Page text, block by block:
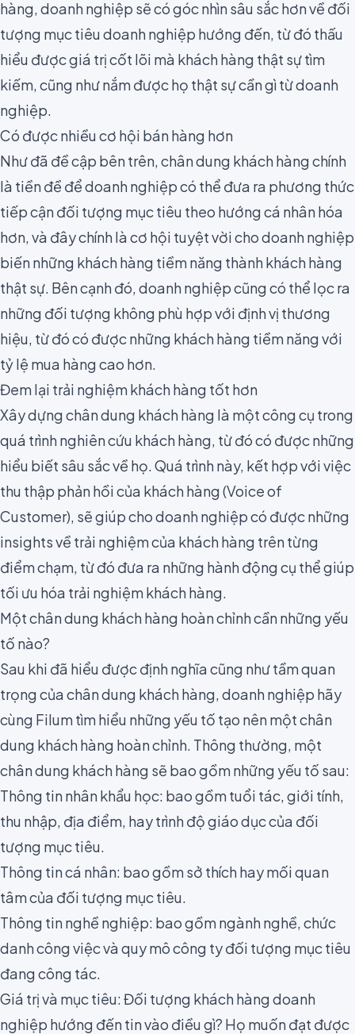
hàng, doanh nghiệp sẽ có góc nhìn sâu sắc hơn về đối
tượng mục tiêu doanh nghiệp hướng đến, từ đó thấu
hiểu được giá trị cốt lõi mà khách hàng thật sự tìm
kiếm, cũng như nắm được họ thật sự cần gì từ doanh
nghiệp.
Có được nhiều cơ hội bán hàng hơn
Như đã đề cập bên trên, chân dung khách hàng chính
là tiền đề để doanh nghiệp có thể đưa ra phương thức
tiếp cận đối tượng mục tiêu theo hướng cá nhân hóa
hơn, và đây chính là cơ hội tuyệt vời cho doanh nghiệp
biến những khách hàng tiềm năng thành khách hàng
thật sự. Bên cạnh đó, doanh nghiệp cũng có thể lọc ra
những đối tượng không phù hợp với định vị thương
hiệu, từ đó có được những khách hàng tiềm năng với
tỷ lệ mua hàng cao hơn.
Đem lại trải nghiệm khách hàng tốt hơn
Xây dựng chân dung khách hàng là một công cụ trong
quá trìnhnghiên cứu khách hàng, từ đó có được những
hiểu biết sâu sắc về họ. Quá trình này, kết hợp với việc
thu thập phản hồi của khách hàng(Voice of
Customer), sẽ giúp cho doanh nghiệp có được những
insights về trải nghiệm của khách hàng trên từng
điểm chạm, từ đó đưa ra những hành động cụ thể giúp
tối ưu hóa trải nghiệm khách hàng.
Một chân dung khách hàng hoàn chỉnh cần những yếu
tố nào?
Sau khi đã hiểu được định nghĩa cũng như tầm quan
trọng của chân dung khách hàng, doanh nghiệp hãy
cùng Filum tìm hiểu những yếu tố tạo nên một chân
dung khách hàng hoàn chỉnh. Thông thường, một
chân dung khách hàng sẽ bao gồm những yếu tố sau:
Thông tin nhân khẩu học: bao gồm tuổi tác, giới tính,
thu nhập, địa điểm, hay trình độ giáo dục của đối
tượng mục tiêu.
Thông tin cá nhân: bao gồm sở thích hay mối quan
tâm của đối tượng mục tiêu.
Thông tin nghề nghiệp: bao gồm ngành nghề, chức
danh công việc và quy mô công ty đối tượng mục tiêu
đang công tác.
Giá trị và mục tiêu: Đối tượng khách hàng doanh
nghiệp hướng đến tin vào điều gì? Họ muốn đạt được